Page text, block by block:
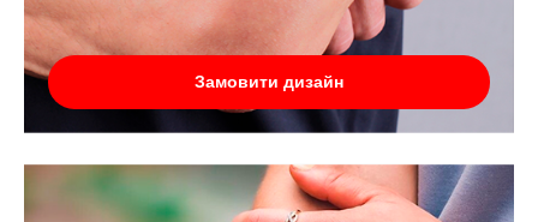
Замовити дизайн